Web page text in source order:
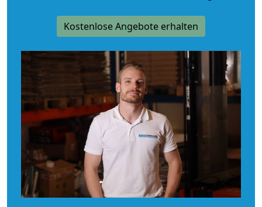
Kostenlose Angebote erhalten